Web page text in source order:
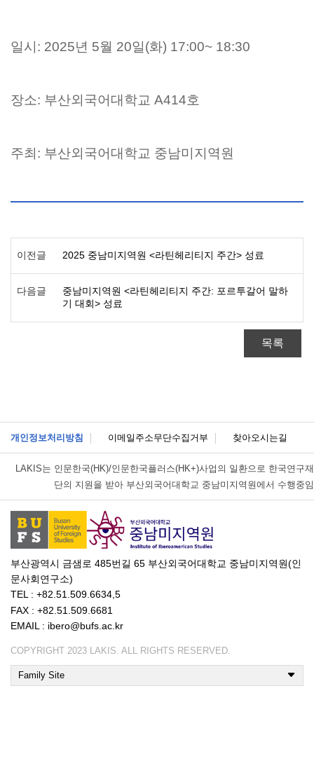
일시: 2025년 5월 20일(화) 17:00~ 18:30
장소: 부산외국어대학교 A414호
주최: 부산외국어대학교 중남미지역원
이전글 2025 중남미지역원 <라틴헤리티지 주간> 성료
다음글
중남미지역원 <라틴헤리티지 주간: 포르투갈어 말하
기 대회> 성료
목록
개인정보처리방침 이메일주소무단수집거부 찾아오시는길
LAKIS는 인문한국(HK)/인문한국플러스(HK+)사업의 일환으로 한국연구재
단의 지원을 받아 부산외국어대학교 중남미지역원에서 수행중임
부산광역시 금샘로 485번길 65 부산외국어대학교 중남미지역원(인
문사회연구소)
TEL : +82.51.509.6634,5
FAX : +82.51.509.6681
EMAIL : ibero@bufs.ac.kr
COPYRIGHT 2023 LAKIS. ALL RIGHTS RESERVED.
Family Site